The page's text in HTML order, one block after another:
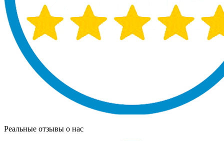
Реальные отзывы о нас